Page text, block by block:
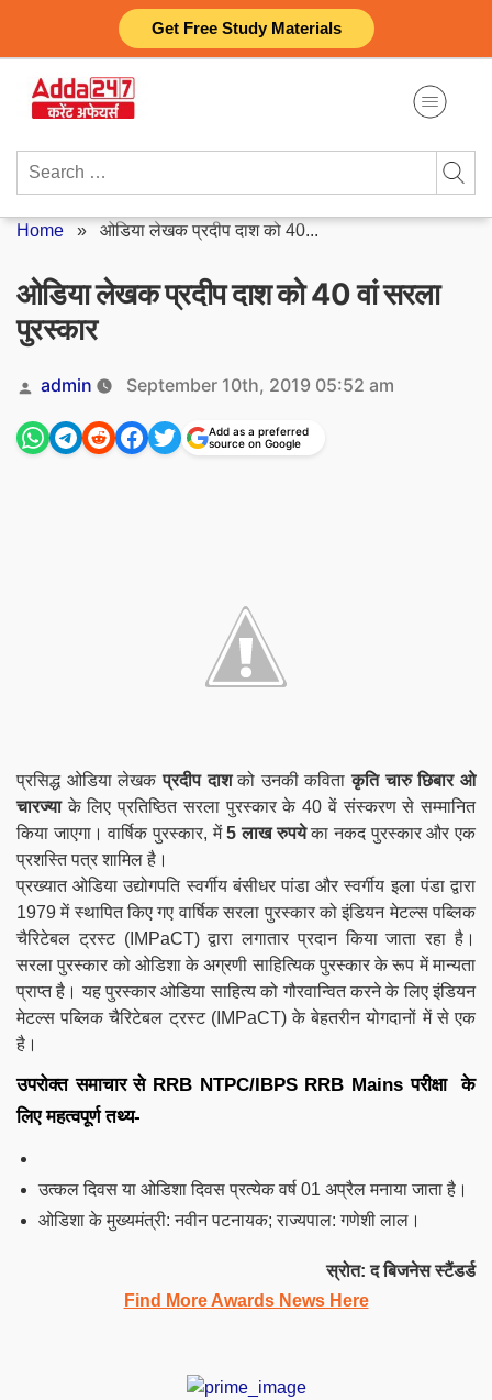
Get Free Study Materials
content
Search
Home » ओडिया लेखक प्रदीप दाश को 40...
ओडिया लेखक प्रदीप दाश को 40 वां सरला
पुरस्कार
Posted
by
admin September 10th, 2019 05:52 am
Add as a preferred
source on Google
प्रसिद्ध ओडिया लेखकप्रदीप दाशको उनकी कविताकृति चारु छिबार ओ
चारज्याके लिए प्रतिष्ठित सरला पुरस्कार के 40 वें संस्करण से सम्मानित
किया जाएगा। वार्षिक पुरस्कार, में5 लाख रुपयेका नकद पुरस्कार और एक
प्रशस्ति पत्र शामिल है।
प्रख्यात ओडिया उद्योगपति स्वर्गीय बंसीधर पांडा और स्वर्गीय इला पंडा द्वारा
1979 में स्थापित किए गए वार्षिक सरला पुरस्कार को इंडियन मेटल्स पब्लिक
चैरिटेबल ट्रस्ट (IMPaCT) द्वारा लगातार प्रदान किया जाता रहा है।
सरला पुरस्कार को ओडिशा के अग्रणी साहित्यिक पुरस्कार के रूप में मान्यता
प्राप्त है। यह पुरस्कार ओडिया साहित्य को गौरवान्वित करने के लिए इंडियन
मेटल्स पब्लिक चैरिटेबल ट्रस्ट (IMPaCT) के बेहतरीन योगदानों में से एक
है।
उपरोक्त समाचार से RRB NTPC/IBPS RRB Mains परीक्षा के
लिए महत्वपूर्ण तथ्य-
उत्कल दिवस या ओडिशा दिवस प्रत्येक वर्ष 01 अप्रैल मनाया जाता है।
ओडिशा के मुख्यमंत्री: नवीन पटनायक; राज्यपाल: गणेशी लाल।
स्रोत: द बिजनेस स्टैंडर्ड
Find More Awards News Here